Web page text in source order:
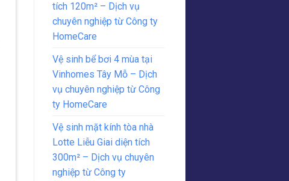
tích 120m² – Dịch vụ
chuyên nghiệp từ Công ty
HomeCare
Vệ sinh bể bơi 4 mùa tại
Vinhomes Tây Mỗ – Dịch
vụ chuyên nghiệp từ Công
ty HomeCare
Vệ sinh mặt kính tòa nhà
Lotte Liễu Giai diện tích
300m² – Dịch vụ chuyên
nghiệp từ Công ty